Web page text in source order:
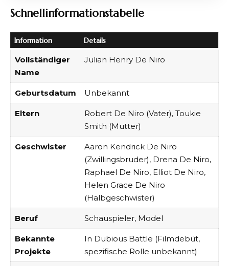
Schnellinformationstabelle
Information Details
Vollständiger
Name
Julian Henry De Niro
Geburtsdatum Unbekannt
Eltern
Robert De Niro (Vater), Toukie
Smith (Mutter)
Geschwister
Aaron Kendrick De Niro
(Zwillingsbruder), Drena De Niro,
Raphael De Niro, Elliot De Niro,
Helen Grace De Niro
(Halbgeschwister)
Beruf Schauspieler, Model
Bekannte
Projekte
In Dubious Battle (Filmdebüt,
spezifische Rolle unbekannt)